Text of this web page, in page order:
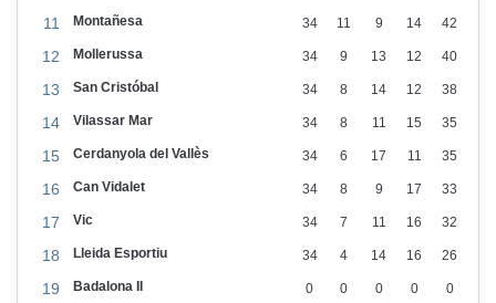
11 Montañesa 34 11 9 14 42
12 Mollerussa 34 9 13 12 40
13 San Cristóbal 34 8 14 12 38
14 Vilassar Mar 34 8 11 15 35
15 Cerdanyola del Vallès 34 6 17 11 35
16 Can Vidalet 34 8 9 17 33
17 Vic 34 7 11 16 32
18 Lleida Esportiu 34 4 14 16 26
19 Badalona II 0 0 0 0 0